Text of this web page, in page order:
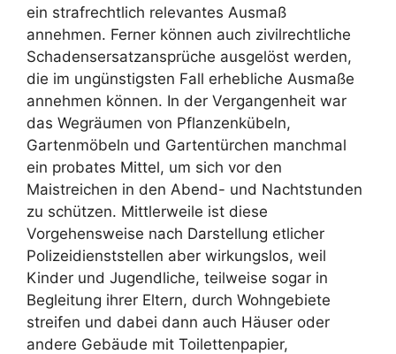
ein strafrechtlich relevantes Ausmaß
annehmen. Ferner können auch zivilrechtliche
Schadensersatzansprüche ausgelöst werden,
die im ungünstigsten Fall erhebliche Ausmaße
annehmen können. In der Vergangenheit war
das Wegräumen von Pflanzenkübeln,
Gartenmöbeln und Gartentürchen manchmal
ein probates Mittel, um sich vor den
Maistreichen in den Abend- und Nachtstunden
zu schützen. Mittlerweile ist diese
Vorgehensweise nach Darstellung etlicher
Polizeidienststellen aber wirkungslos, weil
Kinder und Jugendliche, teilweise sogar in
Begleitung ihrer Eltern, durch Wohngebiete
streifen und dabei dann auch Häuser oder
andere Gebäude mit Toilettenpapier,